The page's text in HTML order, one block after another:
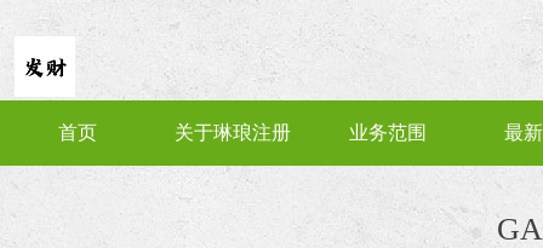
首页 关于琳琅注册 业务范围 最